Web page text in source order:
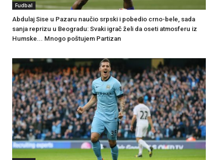
Fudbal
Abdulaj Sise u Pazaru naučio srpski i pobedio crno-bele, sada
sanja reprizu u Beogradu: Svaki igrač želi da oseti atmosferu iz
Humske... Mnogo poštujem Partizan